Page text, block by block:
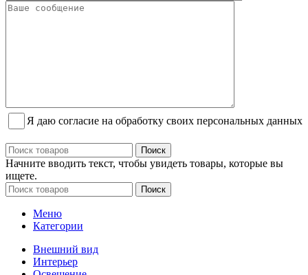
Я даю согласие на обработку своих персональных данных
Поиск
Начните вводить текст, чтобы увидеть товары, которые вы
ищете.
Поиск
Меню
Категории
Внешний вид
Интерьер